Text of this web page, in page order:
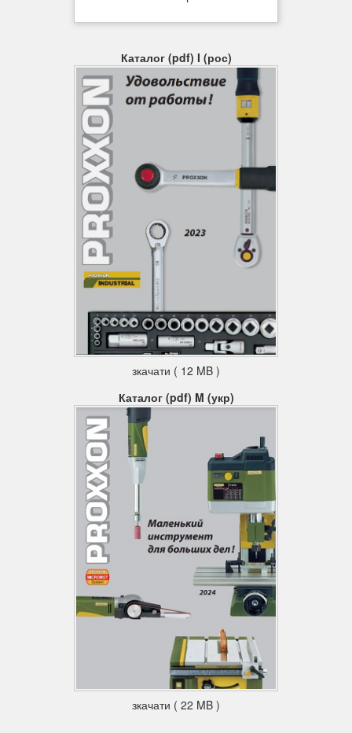
Каталог (pdf) I (рос)
зкачати ( 12 MB )
Каталог (pdf) M (укр)
зкачати ( 22 MB )